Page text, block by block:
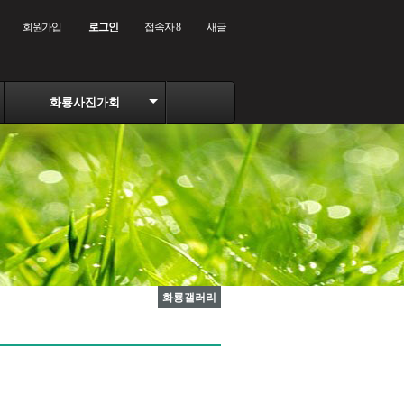
회원가입 로그인 접속자 8 새글
화룡사진가회
화룡갤러리